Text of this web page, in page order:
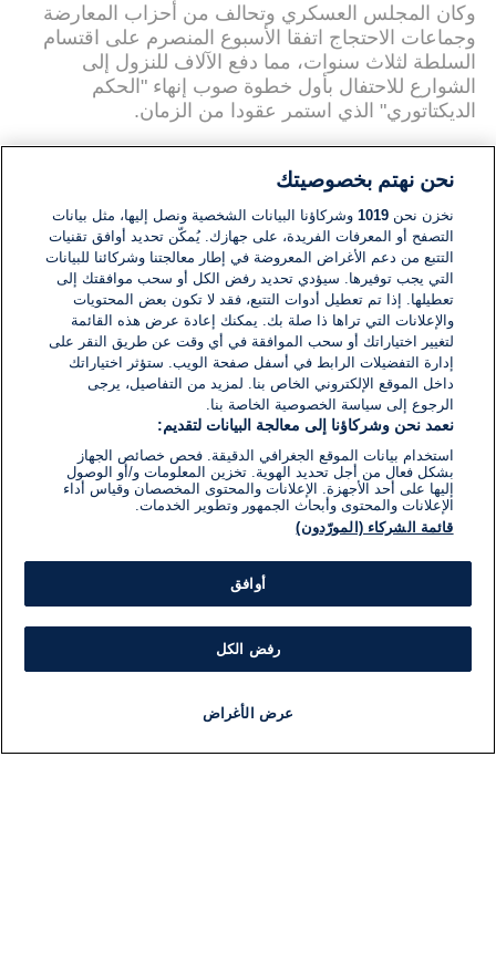
وكان المجلس العسكري وتحالف من أحزاب المعارضة
وجماعات الاحتجاج اتفقا الأسبوع المنصرم على اقتسام
السلطة لثلاث سنوات، مما دفع الآلاف للنزول إلى
الشوارع للاحتفال بأول خطوة صوب إنهاء "الحكم
الديكتاتوري" الذي استمر عقودا من الزمان.
وتوترت العلاقات بين المجلس العسكري الذي تولى
السلطة بعد عزل البشير وقوى الحرية والتغيير بعدما
قتلت قوات الأمن عشرات الأشخاص في مقر اعتصام
خارج وزارة الدفاع يوم الثالث من يونيو/ حزيران
المنصرم.
لكن وسطاء أفارقة نجحوا في إعادة الجانبين إلى
المحادثات المباشرة في أعقاب احتجاجات ضخمة ضد
الجيش يوم الأحد.
ويحيي الاتفاق الآمال في انتقال سلمي للسلطة في بلد
يشهد نزاعات داخلية وأزمة اقتصادية خانقة بعد ثلاثة
عقود من حكم عمر البشير الذي عزله الجيش في أبريل/
نيسان.
تلقت هذه المقالة 0 تعليق
اضف تعليق
نحن نهتم بخصوصيتك
نخزن نحن1019 وشركاؤنا البيانات الشخصية ونصل إليها، مثل بيانات
التصفح أو المعرفات الفريدة، على جهازك. يُمكّن تحديد أوافق تقنيات
التتبع من دعم الأغراض المعروضة في إطار معالجتنا وشركائنا للبيانات
التي يجب توفيرها. سيؤدي تحديد رفض الكل أو سحب موافقتك إلى
تعطيلها. إذا تم تعطيل أدوات التتبع، فقد لا تكون بعض المحتويات
والإعلانات التي تراها ذا صلة بك. يمكنك إعادة عرض هذه القائمة
لتغيير اختياراتك أو سحب الموافقة في أي وقت عن طريق النقر على
إدارة التفضيلات الرابط في أسفل صفحة الويب. ستؤثر اختياراتك
داخل الموقع الإلكتروني الخاص بنا. لمزيد من التفاصيل، يرجى
الرجوع إلى سياسة الخصوصية الخاصة بنا.
نعمد نحن وشركاؤنا إلى معالجة البيانات لتقديم:
استخدام بيانات الموقع الجغرافي الدقيقة. فحص خصائص الجهاز
بشكل فعال من أجل تحديد الهوية. تخزين المعلومات و/أو الوصول
إليها على أحد الأجهزة. الإعلانات والمحتوى المخصصان وقياس أداء
الإعلانات والمحتوى وأبحاث الجمهور وتطوير الخدمات.
قائمة الشركاء (المورّدون)
أوافق
رفض الكل
عرض الأغراض